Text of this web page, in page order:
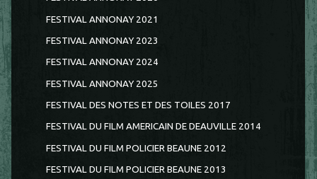
FESTIVAL ANNONAY 2021
FESTIVAL ANNONAY 2023
FESTIVAL ANNONAY 2024
FESTIVAL ANNONAY 2025
FESTIVAL DES NOTES ET DES TOILES 2017
FESTIVAL DU FILM AMERICAIN DE DEAUVILLE 2014
FESTIVAL DU FILM POLICIER BEAUNE 2012
FESTIVAL DU FILM POLICIER BEAUNE 2013